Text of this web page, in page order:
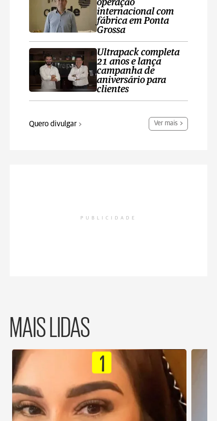
operação
internacional com
fábrica em Ponta
Grossa
Ultrapack completa
21 anos e lança
campanha de
aniversário para
clientes
Quero divulgar Ver mais
PUBLICIDADE
MAIS LIDAS
1